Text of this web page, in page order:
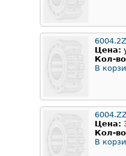
6004.2Z
Цена:
Кол-
В
Цена:
Кол-
В